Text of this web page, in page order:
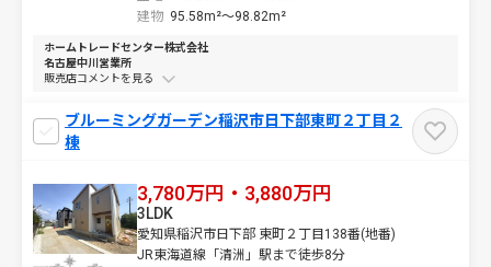
建物 95.58m²～98.82m²
ホームトレードセンター株式会社
名古屋中川営業所
販売店コメントを
ブルーミングガーデン稲沢市日下部東町２丁目２
棟
3,780万円・3,880万円
愛知県稲沢市日下部 東町２丁目138番(地番)
JR東海道線「清洲」駅まで徒歩8分
3LDK